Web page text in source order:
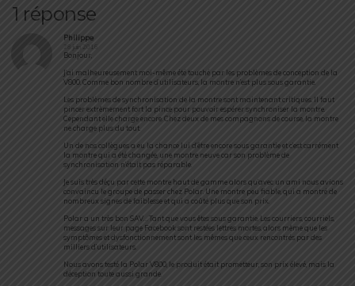
1 réponse
Philippe
28 juin 2016
Bonjour,
J’ai malheureusement moi-même été touché par les problèmes de conception de la
V800. Comme bon nombre d’utilisateurs, la montre n’est plus sous garantie.
Les problèmes de synchronisation de la montre sont maintenant critiques. Il faut
pincer extrêmement fort la pince pour pouvoir espérer synchroniser la montre.
Cependant elle charge encore. Chez deux de mes compagnons de course, la montre
ne charge plus du tout.
Un de nos collègues a eu la chance lui d’être encore sous garantie et c’est carrément
la montre qui a été changée, une montre neuve car son problème de
synchronisation n’était pas réparable.
Je suis très déçu par cette montre haut de gamme alors qu’avec un ami nous avions
convaincu le groupe de passer chez Polar. Une montre peu fiable, qui a montré de
nombreux signes de faiblesse et qui a coûté plus que son prix.
Polar a un très bon SAV… Tant que vous êtes sous garantie. Les courriers, courriels,
messages sur leur page Facebook sont restées lettres mortes, alors même que les
symptômes et dysfonctionnement sont les mêmes que ceux rencontrés par des
milliers d’utilisateurs.
Nous avons testé la Polar V800, le produit était prometteur, son prix élevé, mais la
déception toute aussi grande.